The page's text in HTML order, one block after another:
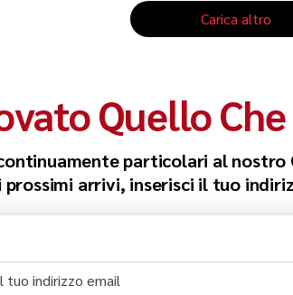
Carica altro
Quello
particolari al nostro
arrivi, inserisci il tuo